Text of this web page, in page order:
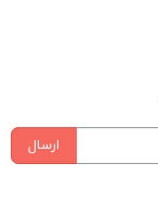
ارسال